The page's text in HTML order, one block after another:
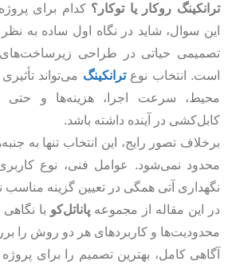
ترانکینگ روکار یا توکار؟ کدام برای
این سوال، شاید در نگاه اول ساده به نظر
تصمیمی حیاتی در طراحی
است. انتخاب نوعترانکینگ می‌تواند
محیط، سرعت اجرا، هزینه‌ها و حتی
کابل‌کشی در آینده داشته باشد.
برخلاف تصور رایج، این انتخاب تنها به
محدود نمی‌شود. عوامل فنی، نوع
نگهداری آتی همگی در تعیین گزینه‌ مناسب
در این مقاله از مجموعه پاناتل‌کو با
محدودیت‌ها و کاربردهای هر دو روش را
آگاهی کامل، بهترین تصمیم را برای پروژه